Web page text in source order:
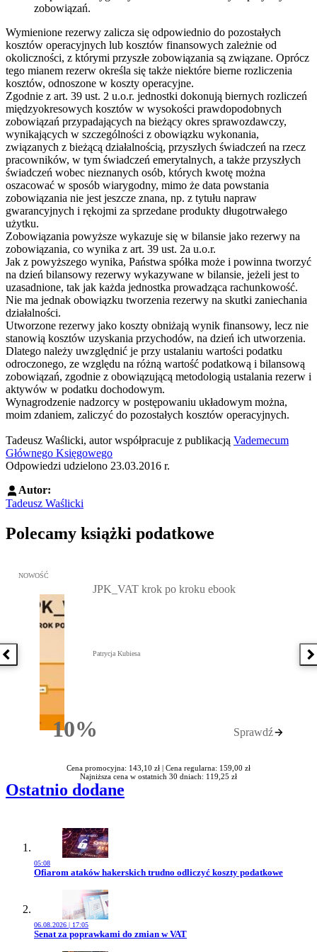
zobowiązań.
Wymienione rezerwy zalicza się odpowiednio do pozostałych
kosztów operacyjnych lub kosztów finansowych zależnie od
okoliczności, z którymi przyszłe zobowiązania są związane. Oprócz
tego mianem rezerw określa się także niektóre bierne rozliczenia
kosztów, odnoszone w koszty operacyjne.
Zgodnie z art. 39 ust. 2 u.o.r. jednostki dokonują biernych rozliczeń
międzyokresowych kosztów w wysokości prawdopodobnych
zobowiązań przypadających na bieżący okres sprawozdawczy,
wynikających w szczególności z obowiązku wykonania,
związanych z bieżącą działalnością, przyszłych świadczeń na rzecz
pracowników, w tym świadczeń emerytalnych, a także przyszłych
świadczeń wobec nieznanych osób, których kwotę można
oszacować w sposób wiarygodny, mimo że data powstania
zobowiązania nie jest jeszcze znana, np. z tytułu napraw
gwarancyjnych i rękojmi za sprzedane produkty długotrwałego
użytku.
Zobowiązania powyższe wykazuje się w bilansie jako rezerwy na
zobowiązania, co wynika z art. 39 ust. 2a u.o.r.
Jak z powyższego wynika, Państwa spółka może i powinna tworzyć
na dzień bilansowy rezerwy wykazywane w bilansie, jeżeli jest to
uzasadnione, tak jak każda jednostka prowadząca rachunkowość.
Nie ma jednak obowiązku tworzenia rezerwy na skutki zaniechania
działalności.
Utworzone rezerwy jako koszty obniżają wynik finansowy, lecz nie
stanowią kosztów uzyskania przychodów, na dzień ich utworzenia.
Dlatego należy uwzględnić je przy ustalaniu wartości podatku
odroczonego, ze względu na różną wartość podatkową i bilansową
zobowiązań, zgodnie z obowiązującą metodologią ustalania rezerw i
aktywów w podatku dochodowym.
Wynagrodzenie nadzorcy w postępowaniu układowym można,
moim zdaniem, zaliczyć do pozostałych kosztów operacyjnych.
Tadeusz Waślicki, autor współpracuje z publikacją Vademecum
Głównego Księgowego
Odpowiedzi udzielono 23.03.2016 r.
Autor:
Tadeusz Waślicki
Polecamy książki podatkowe
Poprzednia książka
Przejdź do: JPK_VAT krok po kroku ebook, Patrycja Kubiesa -
NOWOŚĆ
10%Rabatu
JPK_VAT krok po kroku ebook
Patrycja Kubiesa
Sprawdź
Cena promocyjna: 143,10 zł | Cena regularna: 159,00 zł
Najniższa cena w ostatnich 30 dniach: 119,25 zł
Ostatnio dodane
05:08
Przejdź do artykułu:
Ofiarom ataków hakerskich trudno odliczyć koszty podatkowe
06.08.2026 | 17:05
Przejdź do artykułu:
Senat za poprawkami do zmian w VAT